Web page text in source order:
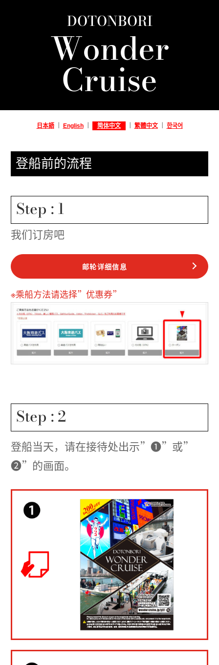
DOTONBORI
Wonder
Cruise
日本語｜ English｜ 简体中文 繁體中文｜ 한국어
登船前的流程
Step : 1
我们订房吧
邮轮详细信息
※乘船方法请选择”优惠券”
Step : 2
登船当天，请在接待处出示”❶”或”
❷”的画面。